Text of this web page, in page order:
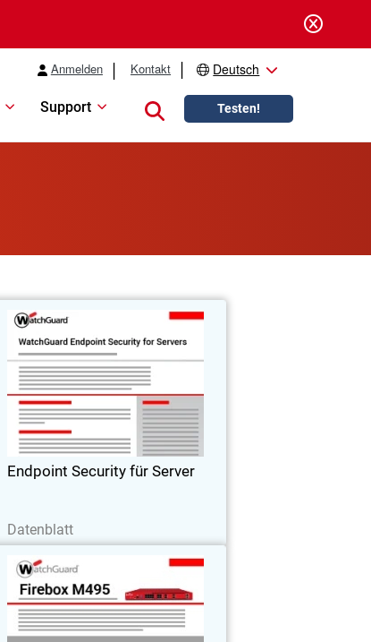
Anmelden Kontakt Deutsch
Support Close search
Testen!
Endpoint Security für Server
Datenblatt
Endpoint Security für Server
Hochentwickelter Schutz für kritische
Serverlasten, der Ausfallzeiten
verhindert, für Compliance sorgt und die
Leistung steigert.
Firebox M495
Ideal für größere Zweigstellen oder